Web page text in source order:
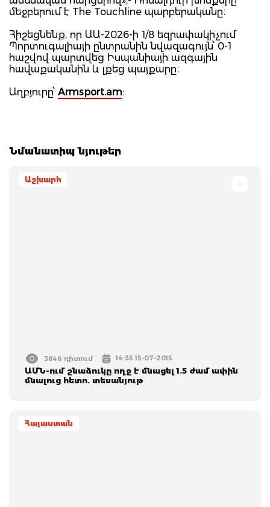
մեջբերում է The Touchline պարբերականը։
Հիշեցնենք, որ ԱԱ-2026-ի 1/8 եզրափակիչում
Պորտուգալիայի ընտրանին նվազագույն՝ 0-1
հաշվով պարտվեց Իսպանիայի ազգային
հավաքականին և լքեց պայքարը։
Աղբյուրը՝ Armsport.am:
Նմանատիպ նյութեր
Աշխարհ
3846 դիտում 14:35 15-07-2015
ԱՄՆ-ում շնաձուկը ողջ է մնացել 1.5 ժամ ափին
մնալուց հետո. տեսանյութ
Հայաստան